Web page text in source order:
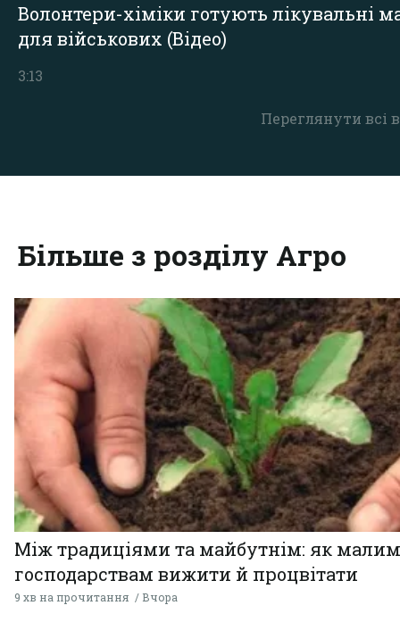
Переглянути всі
Волонтери-хіміки готують лікувальні
для військових (Відео)
3:13
Більше з розділу Агро
Між традиціями та майбутнім: як малим
господарствам вижити й процвітати
9 хв на прочитання Вчора